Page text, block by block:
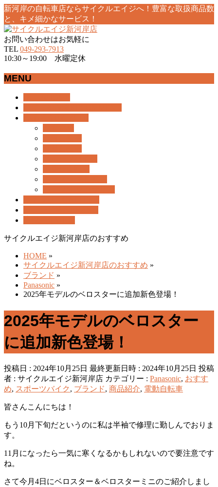
新河岸の自転車店ならサイクルエイジへ！豊富な取扱商品数
と、キメ細かなサービス！
お問い合わせはお気軽に
TEL 049-293-7913
10:30～19:00 水曜定休
MENU
サイクルエイジ新河岸店のおすすめ
HOME »
サイクルエイジ新河岸店のおすすめ »
ブランド »
Panasonic »
2025年モデルのベロスターに追加新色登場！
2025年モデルのベロスター
に追加新色登場！
投稿日 : 2024年10月25日 最終更新日時 : 2024年10月25日 投稿
者 : サイクルエイジ新河岸店 カテゴリー : Panasonic, おすす
め, スポーツバイク , ブランド, 商品紹介, 電動自転車
皆さんこんにちは！
もう10月下旬だというのに私は半袖で修理に勤しんでおりま
す。
11月になったら一気に寒くなるかもしれないので要注意です
ね。
さて今月4日にベロスター＆ベロスターミニのご紹介しまし